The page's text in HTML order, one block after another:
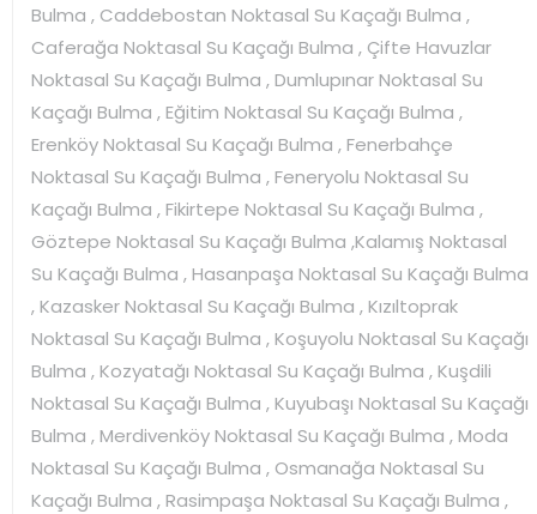
Bulma , Caddebostan Noktasal Su Kaçağı Bulma ,
Caferağa Noktasal Su Kaçağı Bulma , Çifte Havuzlar
Noktasal Su Kaçağı Bulma , Dumlupınar Noktasal Su
Kaçağı Bulma , Eğitim Noktasal Su Kaçağı Bulma ,
Erenköy Noktasal Su Kaçağı Bulma , Fenerbahçe
Noktasal Su Kaçağı Bulma , Feneryolu Noktasal Su
Kaçağı Bulma , Fikirtepe Noktasal Su Kaçağı Bulma ,
Göztepe Noktasal Su Kaçağı Bulma ,Kalamış Noktasal
Su Kaçağı Bulma , Hasanpaşa Noktasal Su Kaçağı Bulma
, Kazasker Noktasal Su Kaçağı Bulma , Kızıltoprak
Noktasal Su Kaçağı Bulma , Koşuyolu Noktasal Su Kaçağı
Bulma , Kozyatağı Noktasal Su Kaçağı Bulma , Kuşdili
Noktasal Su Kaçağı Bulma , Kuyubaşı Noktasal Su Kaçağı
Bulma , Merdivenköy Noktasal Su Kaçağı Bulma , Moda
Noktasal Su Kaçağı Bulma , Osmanağa Noktasal Su
Kaçağı Bulma , Rasimpaşa Noktasal Su Kaçağı Bulma ,